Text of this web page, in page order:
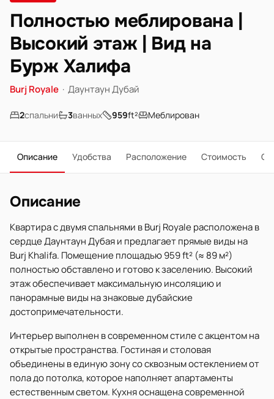
Полностью меблирована |
Высокий этаж | Вид на
Бурж Халифа
Burj Royale · Даунтаун Дубай
2спальни 3ванных 959ft² Меблирован
Описание Удобства Расположение Стоимость О
Описание
Квартира с двумя спальнями в Burj Royale расположена в
сердце Даунтаун Дубая и предлагает прямые виды на
Burj Khalifa. Помещение площадью 959 ft² (≈ 89 м²)
полностью обставлено и готово к заселению. Высокий
этаж обеспечивает максимальную инсоляцию и
панорамные виды на знаковые дубайские
достопримечательности.
Интерьер выполнен в современном стиле с акцентом на
открытые пространства. Гостиная и столовая
объединены в единую зону со сквозным остеклением от
пола до потолка, которое наполняет апартаменты
естественным светом. Кухня оснащена современной